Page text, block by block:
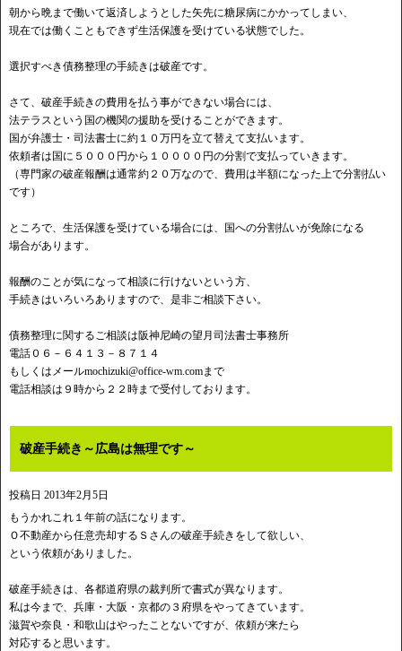
朝から晩まで働いて返済しようとした矢先に糖尿病にかかってしまい、
現在では働くこともできず生活保護を受けている状態でした。
選択すべき債務整理の手続きは破産です。
さて、破産手続きの費用を払う事ができない場合には、
法テラスという国の機関の援助を受けることができます。
国が弁護士・司法書士に約１０万円を立て替えて支払います。
依頼者は国に５０００円から１００００円の分割で支払っていきます。
（専門家の破産報酬は通常約２０万なので、費用は半額になった上で分割払い
です）
ところで、生活保護を受けている場合には、国への分割払いが免除になる
場合があります。
報酬のことが気になって相談に行けないという方、
手続きはいろいろありますので、是非ご相談下さい。
債務整理に関するご相談は阪神尼崎の望月司法書士事務所
電話０６－６４１３－８７１４
もしくはメールmochizuki@office-wm.comまで
電話相談は９時から２２時まで受付しております。
破産手続き～広島は無理です～
投稿日 2013年2月5日
もうかれこれ１年前の話になります。
Ｏ不動産から任意売却するＳさんの破産手続きをして欲しい、
という依頼がありました。
破産手続きは、各都道府県の裁判所で書式が異なります。
私は今まで、兵庫・大阪・京都の３府県をやってきています。
滋賀や奈良・和歌山はやったことないですが、依頼が来たら
対応すると思います。